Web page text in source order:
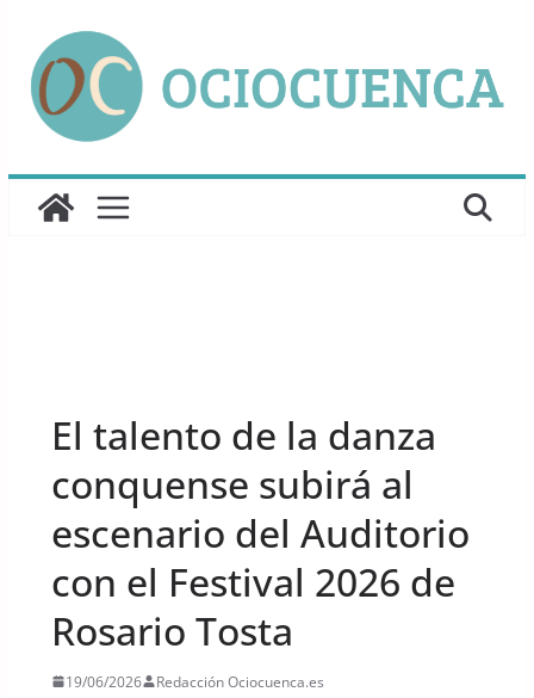
contenido
El talento de la danza
conquense subirá al
escenario del Auditorio
con el Festival 2026 de
Rosario Tosta
19/06/2026 Redacción Ociocuenca.es